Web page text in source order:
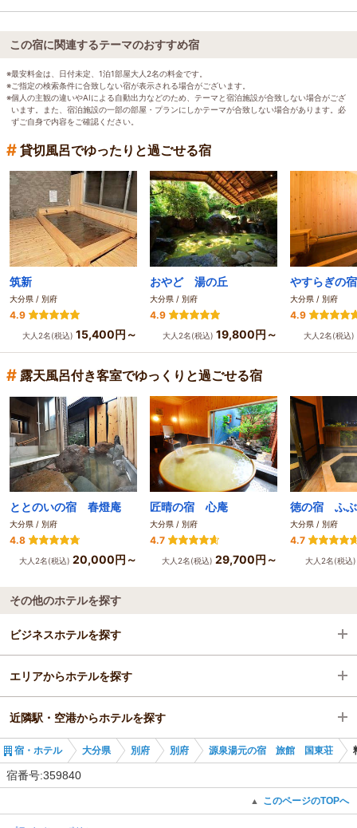
この宿に関連するテーマのおすすめ宿
※最安料金は、日付未定、1泊1部屋大人2名の料金です。
※ご指定の検索条件に合致しない宿が表示される場合がございます。
※個人の主観の違いやAIによる自動出力などのため、テーマと宿泊施設が合致しない場合がござ
います。また、宿泊施設の一部の部屋・プランにしかテーマが合致しない場合があります。必
ずご自身で内容をご確認ください。
# 貸切風呂でゆったりと過ごせる宿
筑新
大分県 / 別府
4.9
大人2名(税込) 15,400円～
おやど 湯の丘
大分県 / 別府
4.9
大人2名(税込) 19,800円～
やすらぎの
大分県 / 別府
4.9
大人2名(税込)
# 露天風呂付き客室でゆっくりと過ごせる宿
ととのいの宿 春燈庵
大分県 / 別府
4.8
大人2名(税込) 20,000円～
匠晴の宿 心庵
大分県 / 別府
4.7
大人2名(税込) 29,700円～
徳の宿 ふ
大分県 / 別府
4.7
大人2名(税込
その他のホテルを探す
ビジネスホテルを探す
大分県
別府
別府駅
エリアからホテルを探す
大分県
別府
近隣駅・空港からホテルを探す
別府大学駅
宿・ホテル 大分県 別府 別府 源泉湯元の宿 旅館 国東荘
宿番号:359840
▲ このページのTOPへ